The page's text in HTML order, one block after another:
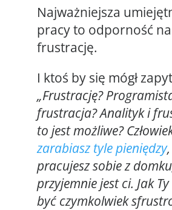
Najważniejsza
pracy to odporność na
frustrację.
I ktoś by się mógł
„Frustrację?
frustracja? Analityk i
to jest możliwe?
zarabiasz tyle pieniędzy
pracujesz sobie z
przyjemnie jest ci. Jak
być czymkolwiek